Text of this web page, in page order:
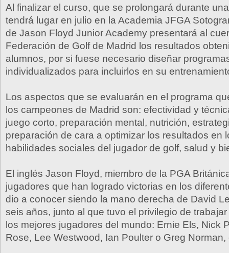
Al finalizar el curso, que se prolongará durante
tendrá lugar en julio en la Academia JFGA
de Jason Floyd Junior Academy presentará al
Federación de Golf de Madrid los resultados
alumnos, por si fuese necesario diseñar
individualizados para incluirlos en su
Los aspectos que se evaluarán en el programa
los campeones de Madrid son: efectividad y
juego corto, preparación mental, nutrición,
preparación de cara a optimizar los resultados en
habilidades sociales del jugador de golf, salud y
El inglés Jason Floyd, miembro de la PGA
jugadores que han logrado victorias en los
dio a conocer siendo la mano derecha de David
seis años, junto al que tuvo el privilegio de
los mejores jugadores del mundo: Ernie Els, Nick
Rose, Lee Westwood, Ian Poulter o Greg Norman,